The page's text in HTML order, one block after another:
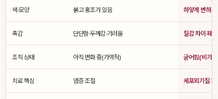
색·모양 붉고 홍조가 있음 하얗게 변하고
촉감 단단함·두께감·가려움 질감 차이·패
조직 상태 아직 변화 중(가역적) 굳어짐(비가
치료 핵심 염증 조절 세포외기질 재